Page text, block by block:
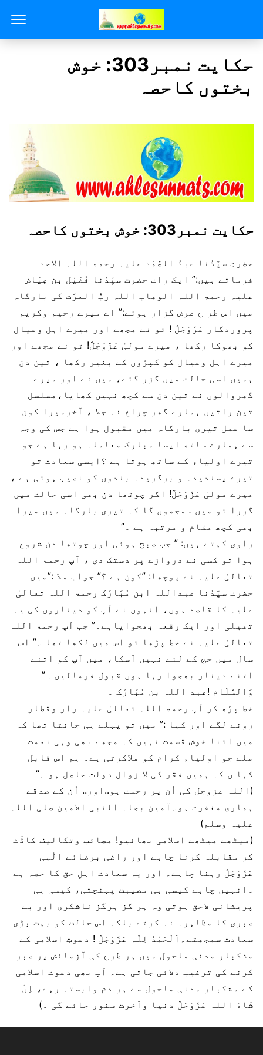
حکایت نمبر303: خوش
بختوں کاحصہ
حکایت نمبر303: خوش بختوں کاحصہ
حضرتِ سیِّدُنا عبدُ الصَّمَد علیہ رحمۃ اللہ الاحد
فرماتے ہیں:” ایک رات حضرت سیِّدُنا فُضَیْل بن عِیَاض
علیہ رحمۃ اللہ الوھاب اللہ ربُّ العزَّت کی بارگاہ
میں اس طر ح عرض گزار ہوئے:” اے میرے رحیم وکریم
پروردگار عَزَّوَجَلَّ ! تو نے مجھے اور میرے اہل وعیال
کو بھوکا رکھا ، میرے مولیٰ عَزَّوَجَلَّ! تو نے مجھے اور
میرے اہل وعیال کو کپڑوں کے بغیر رکھا ، تین دن
ہمیں اسی حالت میں گزر گئے، میں نے اور میرے
گھروالوں نے تین دن سے کچھ نہیں کھایا،مسلسل
تین راتیں ہمارے گھر چراغ نہ جلا ، آخرمیرا کون
سا عمل تیری بارگاہ میں مقبول ہوا ہے جس کی وجہ
سے ہمارے ساتھ ایسا مبارک معاملہ ہو رہا ہے جو
تیرے اولیاء کے ساتھ ہوتا ہے ؟ایسی سعادت تو
تیرے پسندیدہ و برگزیدہ بندوں کو نصیب ہوتی ہے ،
میرے مولیٰ عَزَّوَجَلَّ! اگر چوتھا دن بھی اسی حالت میں
گزرا تو میں سمجھوں گا کہ تیری بارگاہ میں میرا
بھی کچھ مقام و مرتبہ ہے ۔”
راوی کہتے ہیں: ” جب صبح ہوئی اور چوتھا دن شروع
ہوا تو کسی نے دروازے پر دستک دی ، آپ رحمۃ اللہ
تعالیٰ علیہ نے پوچھا: ”کون ہے ؟” جواب ملا :”میں
حضرت سیِّدُنا عبداللہ ابن مُبَارَک رحمۃ اللہ تعالیٰ
علیہ کا قاصد ہوں، انہوں نے آپ کو دیناروں کی یہ
تھیلی اور ایک رقعہ بھجوایاہے۔” جب آپ رحمۃ اللہ
تعالیٰ علیہ نے خط پڑھا تو اس میں لکھا تھا ۔” اس
سال میں حج کے لئے نہیں آسکا، میں آپ کو اتنے
اتنے دینار بھجوا رہا ہوں قبول فرمالیں۔ ”
وَالسَّلَام !عبد اللہ بن مُبَارَک ۔
خط پڑھ کر آپ رحمۃ اللہ تعالیٰ علیہ زار وقطار
رونے لگے اور کہا :” میں تو پہلے ہی جانتا تھا کہ
میں اتنا خوش قسمت نہیں کہ مجھے بھی وہی نعمت
ملے جو اولیاء کرام کو ملاکرتی ہے۔ ہم اس قابل
کہا ں کہ ہمیں فقر کی لا زوال دولت حاصل ہو ۔”
(اللہ عزوجل کی اُن پر رحمت ہو..اور.. اُن کے صدقے
ہماری مغفرت ہو۔آمین بجاہ النبی الامین صلی اللہ
علیہ وسلم)
(میٹھے میٹھے اسلامی بھائیو! مصائب وتکالیف کاڈَٹ
کر مقابلہ کرنا چاہے اور راضی برضائے الٰہی
عَزَّوَجَلَّ رہنا چاہے۔ اور یہ سعادت اہلِ حق کا حصہ ہے
۔انہیں چاہے کیسی ہی مصیبت پہنچتی، کیسی ہی
پریشانی لاحق ہوتی وہ ہر گز ہرگز ناشکری اور بے
صبری کا مظاہرہ نہ کرتے بلکہ اس حالت کو بہت بڑی
سعادت سمجھتے۔اَلْحَمْدُ لِلّٰہ عَزَّوَجَلَّ ! دعوتِ اسلامی کے
مشکبار مدنی ماحول میں ہر طرح کی آزمائش پر صبر
کرنے کی ترغیب دلائی جاتی ہے۔ آپ بھی دعوت اسلامی
کے مشکبار مدنی ماحول سے ہر دم وابستہ رہے، اِنْ
شَاءَ اللہ عَزَّوَجَلَّ دنیا وآخرت سنور جائے گی ۔)